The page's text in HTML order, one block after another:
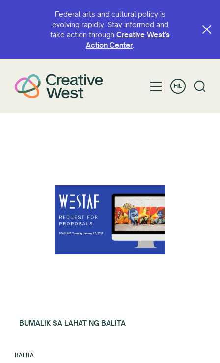
Federal arts and cultural policy is
evolving rapidly. Stay informed and
take action through Creative West’s
Action Center.
FIL
BUMALIK SA LAHAT NG BALITA
BALITA